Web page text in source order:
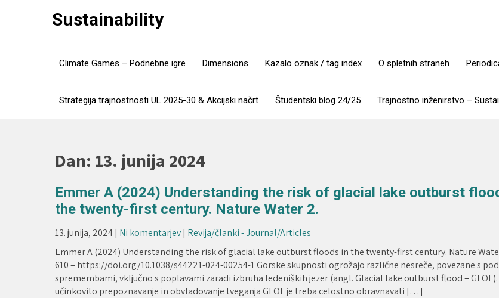
Sustainability
Climate Games – Podnebne igre Dimensions Kazalo oznak / tag index O spletnih straneh
Strategija trajnostnosti UL 2025-30 & Akcijski načrt Študentski blog 24/25 Trajnostno inženirstvo –
Dan: 13. junija 2024
Emmer A (2024) Understanding the risk of glacial lake outburst
the twenty-first century. Nature Water 2.
13. junija, 2024| Ni komentarjev| Revija/članki - Journal/Articles
Emmer A (2024) Understanding the risk of glacial lake outburst floods in the twenty-first century. Nature
610 – https://doi.org/10.1038/s44221-024-00254-1 Gorske skupnosti ogrožajo različne nesreče, povezane s
spremembami, vključno s poplavami zaradi izbruha ledeniških jezer (angl. Glacial lake outburst flood – GLOF).
učinkovito prepoznavanje in obvladovanje tveganja GLOF je treba celostno obravnavati […]